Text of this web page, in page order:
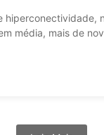
hiperconectividade,
média, mais de